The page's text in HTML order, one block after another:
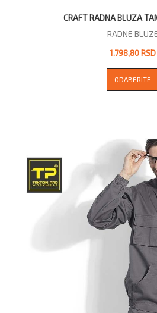
CRAFT RADNA BLUZA
RADNE
1.798,80 RSD
ODABERITE